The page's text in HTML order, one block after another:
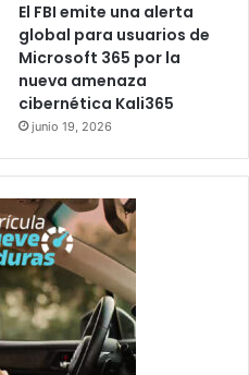
El FBI emite una alerta
global para usuarios de
Microsoft 365 por la
nueva amenaza
cibernética Kali365
junio 19, 2026